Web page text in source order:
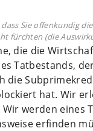
Sie offenkundig
fürchten (die
die die
Tatbestands,
die
hat. Wir
Wir werden eines
erfinden